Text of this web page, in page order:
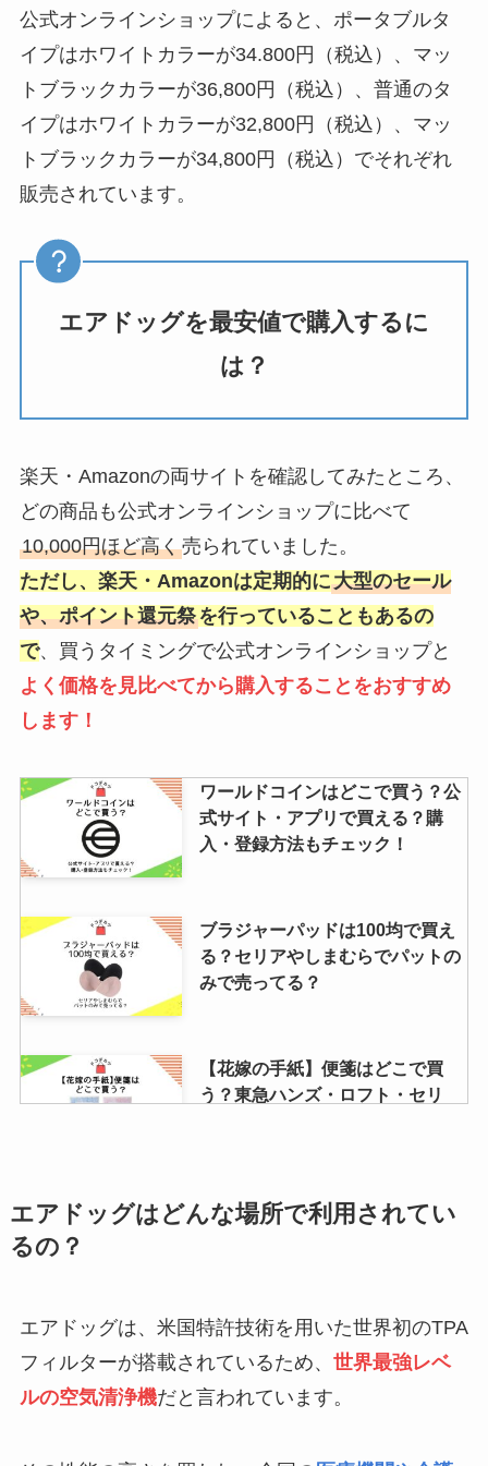
公式オンラインショップによると、ポータブルタ
イプはホワイトカラーが34.800円 （税込）、マッ
トブラックカラーが36,800円（税込）、普通のタ
イプはホワイトカラーが32,800円（税込）、マッ
トブラックカラーが34,800円（税込）でそれぞれ
販売されています。
エアドッグを最安値で購入するに
は？
楽天・Amazonの両サイトを確認してみたところ、
どの商品も公式オンラインショップに比べて
10,000円ほど高く売られていました。
ただし、楽天・Amazonは定期的に大型のセール
や、ポイント還元祭を行っていることもあるの
で、買うタイミングで公式オンラインショップと
よく価格を見比べてから購入することをおすすめ
します！
ワールドコインはどこで買う？公
式サイト・アプリで買える？購
入・登録方法もチェック！
ブラジャーパッドは100均で買え
る？セリアやしまむらでパットの
みで売ってる？
【花嫁の手紙】便箋はどこで買
う？東急ハンズ・ロフト・セリ
「ひよこ」の買える場所は？通販
で購入できる？オンラインショッ
【2024】ヨドバシやコンビニで売
ってる？値段は？キョクトウと大
エアドッグはどんな場所で利用されてい
るの？
エアドッグは、米国特許技術を用いた世界初のTPA
フィルターが搭載されているため、 世界最強レベ
ルの空気清浄機だと言われています。